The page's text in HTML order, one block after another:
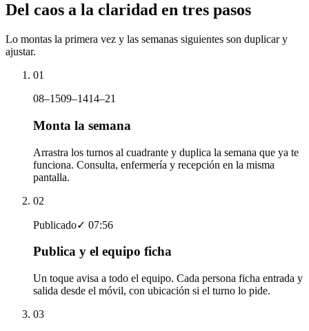
Del caos a la claridad en tres pasos
Lo montas la primera vez y las semanas siguientes son duplicar y
ajustar.
01
08–1509–1414–21
Monta la semana
Arrastra los turnos al cuadrante y duplica la semana que ya te
funciona. Consulta, enfermería y recepción en la misma
pantalla.
02
Publicado✓ 07:56
Publica y el equipo ficha
Un toque avisa a todo el equipo. Cada persona ficha entrada y
salida desde el móvil, con ubicación si el turno lo pide.
03